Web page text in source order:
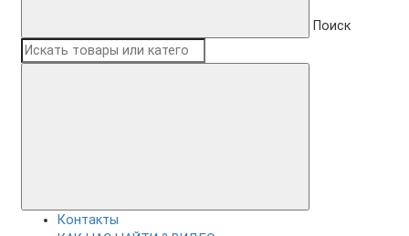
Поиск
Контакты